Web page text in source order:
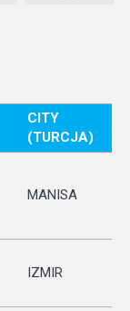
CITY
(TURCJA)
MANISA
IZMIR